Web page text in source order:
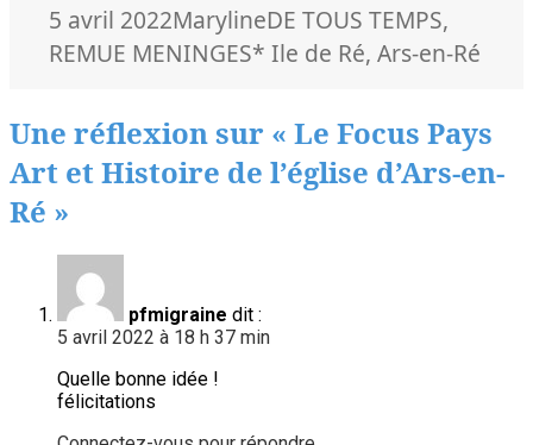
Publié
le
5 avril 2022Auteur
MarylineCatégories
DE TOUS TEMPS,
REMUE MENINGESMots-
* Ile de Ré,Ars-en-Ré
Une réflexion sur « Le Focus Pays
Art et Histoire de l’église d’Ars-en-
Ré »
pfmigraine dit :
5 avril 2022 à 18 h 37 min
Quelle bonne idée !
félicitations